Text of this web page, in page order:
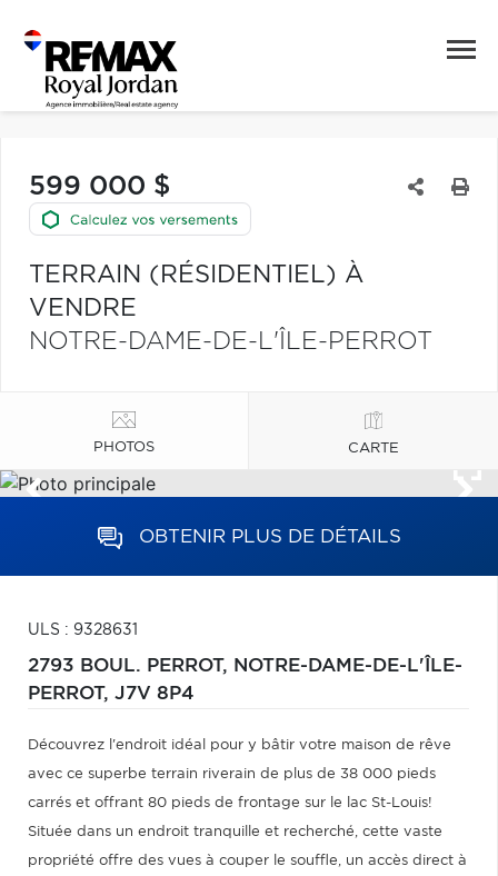
599 000 $
TERRAIN (RÉSIDENTIEL) À
VENDRE
NOTRE-DAME-DE-L'ÎLE-PERROT
PHOTOS CARTE
OBTENIR PLUS DE DÉTAILS
ULS : 9328631
2793 BOUL. PERROT, NOTRE-DAME-DE-L'ÎLE-
PERROT, J7V 8P4
Découvrez l'endroit idéal pour y bâtir votre maison de rêve
avec ce superbe terrain riverain de plus de 38 000 pieds
carrés et offrant 80 pieds de frontage sur le lac St-Louis!
Située dans un endroit tranquille et recherché, cette vaste
propriété offre des vues à couper le souffle, un accès direct à